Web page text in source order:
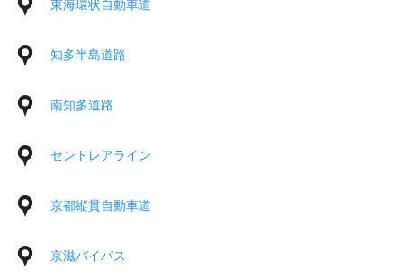
東海環状自動車道
知多半島道路
南知多道路
セントレアライン
京都縦貫自動車道
京滋バイパス